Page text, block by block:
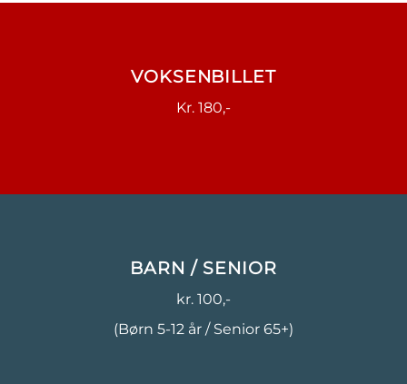
VOKSENBILLET
Kr. 180,-
BARN / SENIOR
kr. 100,-
(Børn 5-12 år / Senior 65+)